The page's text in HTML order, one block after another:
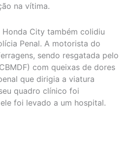
na vítima.
City também colidiu
Penal. A motorista do
sendo resgatada pelo
com queixas de dores
que dirigia a viatura
quadro clínico foi
foi levado a um hospital.